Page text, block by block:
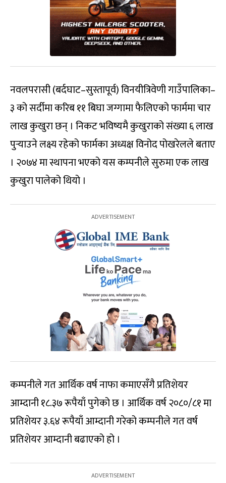
नवलपरासी (बर्दघाट–सुस्तापूर्व) विनयीत्रिवेणी गाउँपालिका–
३ को सर्दीमा करिब ११ बिघा जग्गामा फैलिएको फार्ममा चार
लाख कुखुरा छन् । निकट भविष्यमै कुखुराको संख्या ६ लाख
पुर्‍याउने लक्ष्य रहेको फार्मका अध्यक्ष विनोद पोखरेलले बताए
। २०७४ मा स्थापना भएको यस कम्पनीले सुरुमा एक लाख
कुखुरा पालेको थियो ।
कम्पनीले गत आर्थिक वर्ष नाफा कमाएसँगै प्रतिशेयर
आम्दानी १८.३७ रूपैयाँ पुगेको छ । आर्थिक वर्ष २०८०/८१ मा
प्रतिशेयर ३.६४ रूपैयाँ आम्दानी गरेको कम्पनीले गत वर्ष
प्रतिशेयर आम्दानी बढाएको हो ।